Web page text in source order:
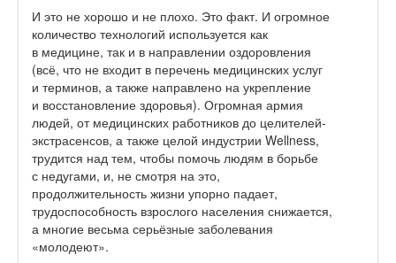
И это не хорошо и не плохо. Это факт. И огромное
количество технологий используется как
в медицине, так и в направлении оздоровления
(всё, что не входит в перечень медицинских услуг
и терминов, а также направлено на укрепление
и восстановление здоровья). Огромная армия
людей, от медицинских работников до целителей-
экстрасенсов, а также целой индустрии Wellness,
трудится над тем, чтобы помочь людям в борьбе
с недугами, и, не смотря на это,
продолжительность жизни упорно падает,
трудоспособность взрослого населения снижается,
а многие весьма серьёзные заболевания
«молодеют».